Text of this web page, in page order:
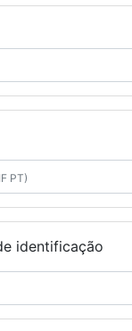
identificação